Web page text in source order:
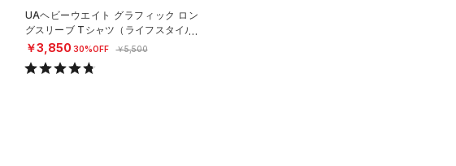
UAヘビーウエイト グラフィック ロン
グスリーブ Tシャツ（ライフスタイル/
MEN）
￥3,850 30%OFF ￥5,500